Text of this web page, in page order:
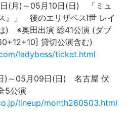
(月)～05月10日(日) 「ミュ
』」 後のエリザベスⅠ世 レイ
) ※奥田出演 総41公演 (ダブ
貸切公演含む)
ladybess/ticket.html
)～05月09日(日) 名古屋 伏
5公演
lineup/month260503.html